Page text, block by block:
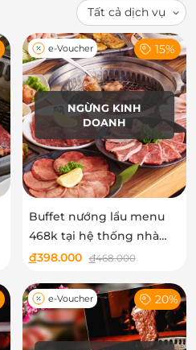
NGỪNG KINH
DOANH
e-Voucher 15%
Buffet nướng lẩu menu
468k tại hệ thống nhà
hàng Gyu Kaku Japanese
đ398.000 đ468.000
e-Voucher 20%